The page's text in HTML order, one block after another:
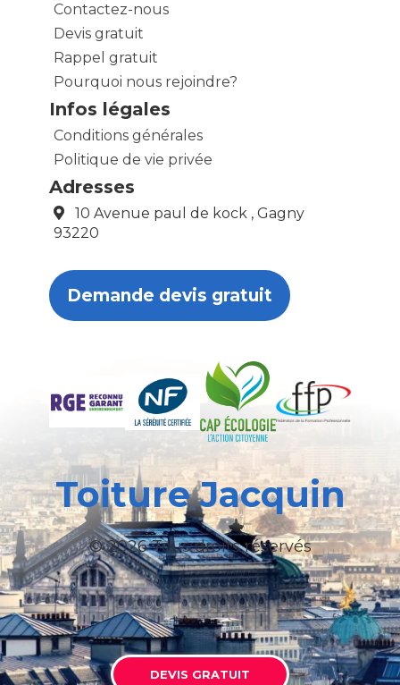
Contactez-nous
Devis gratuit
Rappel gratuit
Pourquoi nous rejoindre?
Infos légales
Conditions générales
Politique de vie privée
Adresses
10 Avenue paul de kock , Gagny
93220
Demande devis gratuit
Toiture Jacquin
© 2026 Tous droits réservés
DEVIS GRATUIT